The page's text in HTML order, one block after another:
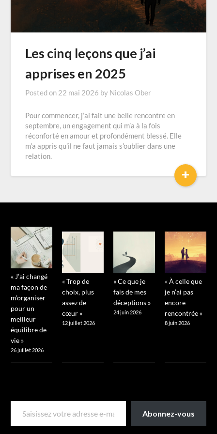
Les cinq leçons que j’ai
apprises en 2025
Posted on 22 mai 2026 by Nicolas Ober
Pour commencer, j’ai fait une belle rencontre en
septembre, un engagement qui m’a à la fois
réconforté en amour et profondément blessé. Elle
m’a appris qu’il ne faut jamais s’oublier dans une
relation.
+
« J’ai changé
ma façon de
m’organiser
pour un
meilleur
équilibre de
vie »
26 juillet 2026
« Trop de
choix, plus
assez de
cœur »
12 juillet 2026
« Ce que je
fais de mes
déceptions »
24 juin 2026
« À celle que
je n’ai pas
encore
rencontrée »
8 juin 2026
SAISISSEZ VOTRE ADRESSE E-MAIL…
Abonnez-vous